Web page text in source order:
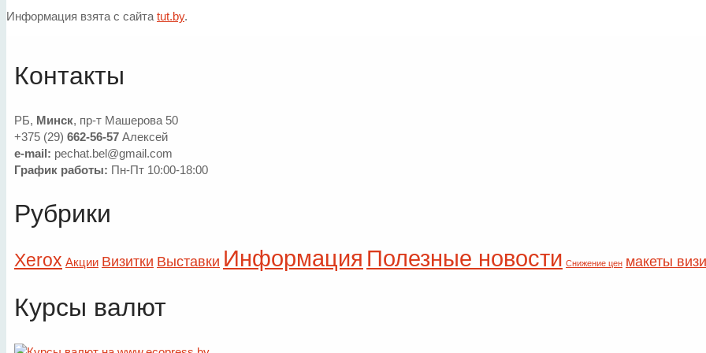
Информация взята с сайта tut.by.
Контакты
РБ, Минск, пр-т Машерова 50
+375 (29) 662-56-57 Алексей
e-mail: pechat.bel@gmail.com
График работы: Пн-Пт 10:00-18:00
Рубрики
Xerox Акции Визитки Выставки Информация Полезные новости Снижение цен макеты
Курсы валют